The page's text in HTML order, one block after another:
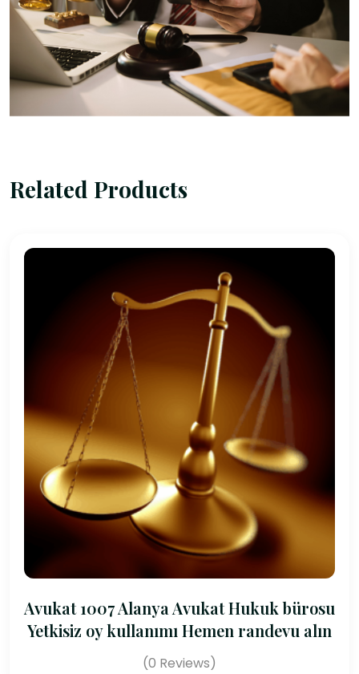
Related Products
Avukat 1007 Alanya Avukat Hukuk bürosu
Yetkisiz oy kullanımı Hemen randevu alın
(0 Reviews)